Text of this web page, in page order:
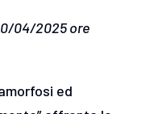
04/2025 ore
ed